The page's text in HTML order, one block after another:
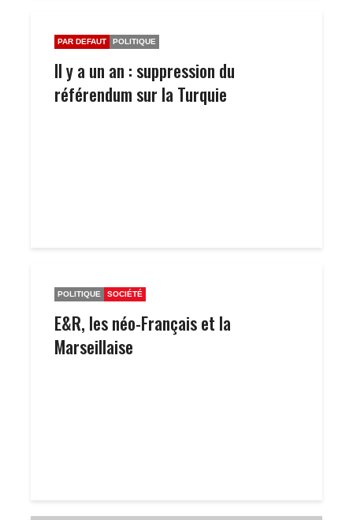
PAR DEFAUT POLITIQUE
Il y a un an : suppression du
référendum sur la Turquie
POLITIQUE SOCIÉTÉ
E&R, les néo-Français et la
Marseillaise